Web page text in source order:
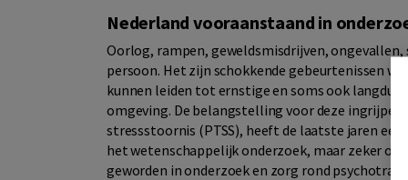
Nederland vooraanstaand in
Oorlog, rampen, geweldsmisdrijven,
persoon. Het zijn schokkende gebeurtenissen
kunnen leiden tot ernstige en soms ook
omgeving. De belangstelling voor deze
stressstoornis (PTSS), heeft de laatste jaren
het wetenschappelijk onderzoek, maar zeker
geworden in onderzoek en zorg rond